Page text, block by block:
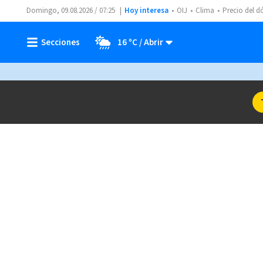
Domingo, 09.08.2026 / 07:25 Hoy interesa OIJ Clima Precio del
16 ºC